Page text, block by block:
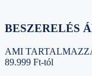
BESZERELÉS
AMI
89.999 Ft-tól